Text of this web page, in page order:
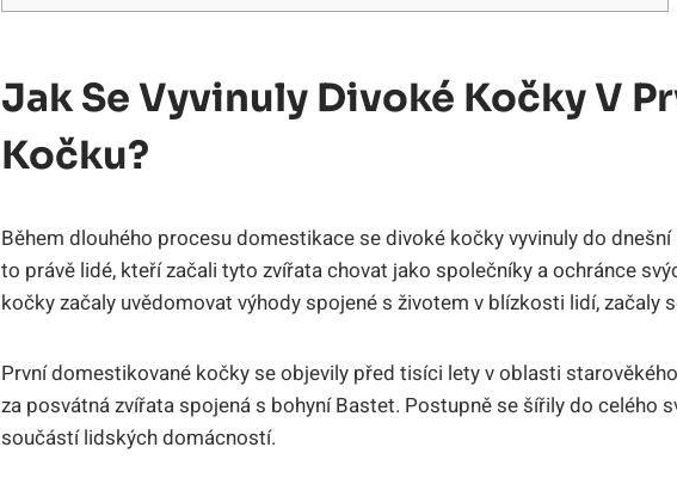
Jak Se Vyvinuly Divoké Kočky V
Kočku?
Během dlouhého procesu domestikace se divoké kočky vyvinuly do
to právě lidé, kteří začali tyto zvířata chovat jako společníky a ochránce
kočky začaly uvědomovat výhody spojené s životem v blízkosti lidí, začaly
První domestikované kočky se objevily před tisíci lety v oblasti
za posvátná zvířata spojená s bohyní Bastet. Postupně se šířily do celého
součástí lidských domácností.